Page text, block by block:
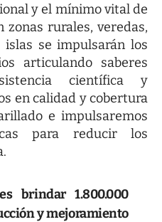
y el mínimo vital de
zonas rurales, veredas,
se impulsarán los
articulando saberes
científica y
en calidad y cobertura
e impulsaremos
para reducir los
brindar 1.800.000
y mejoramiento